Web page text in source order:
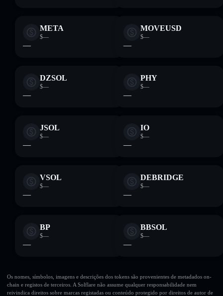
META
$—
—
MOVEUSD
$—
—
DZSOL
$—
—
PHY
$—
—
JSOL
$—
—
IO
$—
—
VSOL
$—
—
DEBRIDGE
$—
—
BP
$—
—
BBSOL
$—
—
Os nomes, símbolos, imagens e descrições dos tokens são provenientes de metadados on-
chain e registos de terceiros. A Solflare não assume qualquer responsabilidade nem
reivindica direitos sobre marcas registadas ou conteúdo protegido por direitos de autor de